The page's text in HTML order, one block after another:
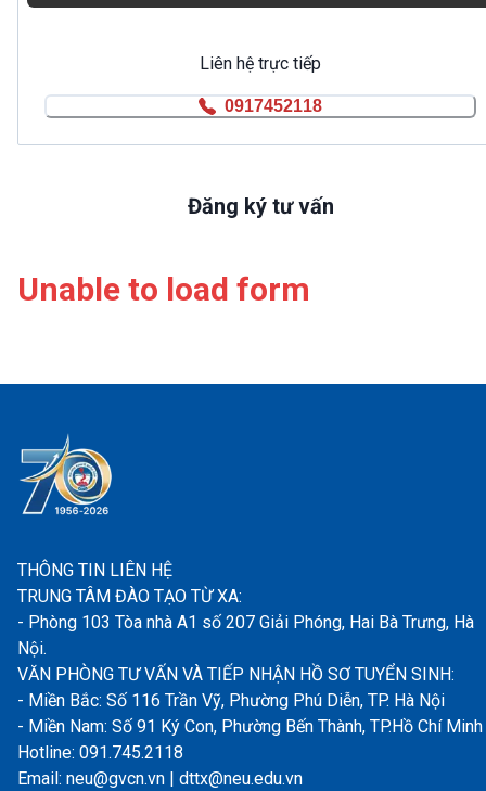
Liên hệ trực tiếp
0917452118
Đăng ký tư vấn
Unable to load form
THÔNG TIN LIÊN HỆ
TRUNG TÂM ĐÀO TẠO TỪ XA:
- Phòng 103 Tòa nhà A1 số 207 Giải Phóng, Hai Bà Trưng, Hà
Nội.
VĂN PHÒNG TƯ VẤN VÀ TIẾP NHẬN HỒ SƠ TUYỂN SINH:
- Miền Bắc: Số 116 Trần Vỹ, Phường Phú Diễn, TP. Hà Nội
- Miền Nam: Số 91 Ký Con, Phường Bến Thành, TP.Hồ Chí Minh
Hotline: 091.745.2118
Email: neu@gvcn.vn | dttx@neu.edu.vn